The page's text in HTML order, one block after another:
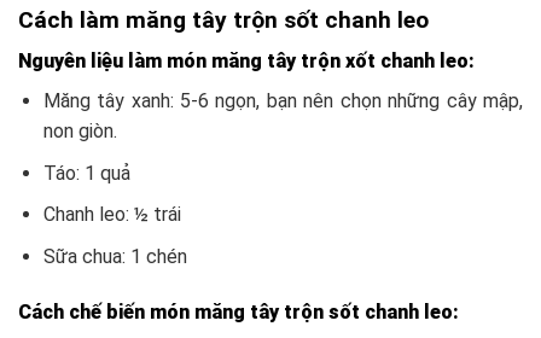
Cách làm măng tây trộn sốt chanh leo
Nguyên liệu làm món măng tây trộn xốt chanh leo:
Măng tây xanh: 5-6 ngọn, bạn nên chọn những cây mập,
non giòn.
Táo: 1 quả
Chanh leo: ½ trái
Sữa chua: 1 chén
Cách chế biến món măng tây trộn sốt chanh leo: